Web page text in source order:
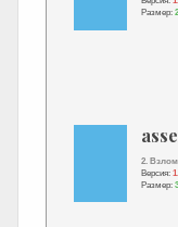
Размер:
2.
Версия:
Размер: